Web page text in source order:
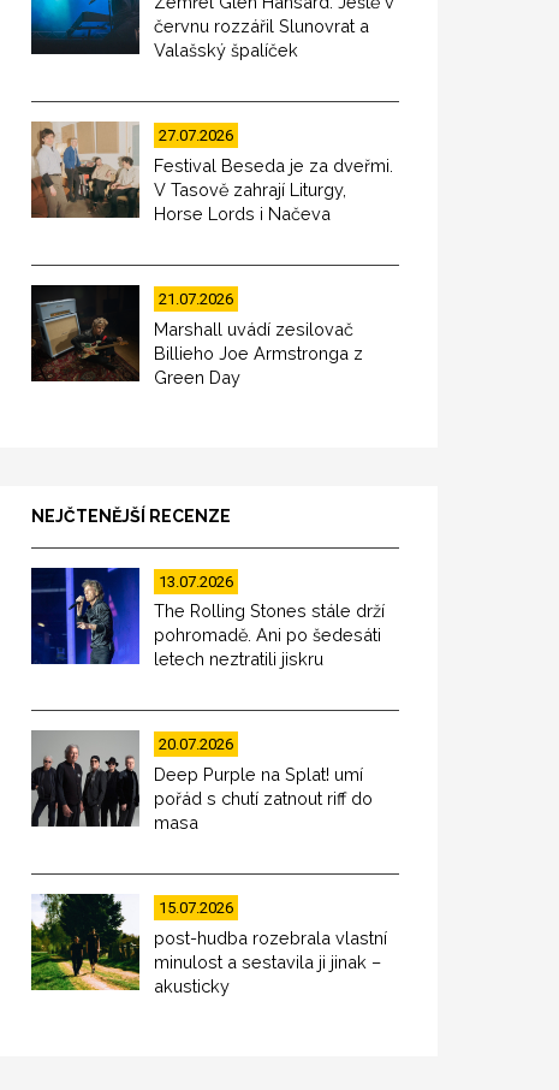
červnu rozzářil Slunovrat a
Valašský špalíček
27.07.2026
Festival Beseda je za dveřmi.
V Tasově zahrají Liturgy,
Horse Lords i Načeva
21.07.2026
Marshall uvádí zesilovač
Billieho Joe Armstronga z
Green Day
NEJČTENĚJŠÍ RECENZE
13.07.2026
The Rolling Stones stále drží
pohromadě. Ani po šedesáti
letech neztratili jiskru
20.07.2026
Deep Purple na Splat! umí
pořád s chutí zatnout riff do
masa
15.07.2026
post-hudba rozebrala vlastní
minulost a sestavila ji jinak –
akusticky